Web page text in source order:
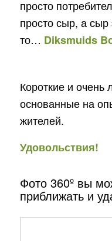
просто
просто сыр, а сыр
то… Diksmuids
Короткие и
основанные на
жителей.
Удовольствия!
Фото 360º вы
приближать и